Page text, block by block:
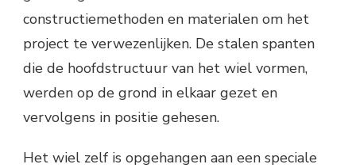
constructiemethoden en materialen om het
project te verwezenlijken. De stalen spanten
die de hoofdstructuur van het wiel vormen,
werden op de grond in elkaar gezet en
vervolgens in positie gehesen.
Het wiel zelf is opgehangen aan een speciale